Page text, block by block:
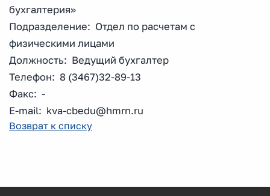
бухгалтерия»
Подразделение: Отдел по расчетам с
физическими лицами
Должность: Ведущий бухгалтер
Телефон: 8 (3467)32-89-13
Факс: -
E-mail: kva-cbedu@hmrn.ru
Возврат к списку